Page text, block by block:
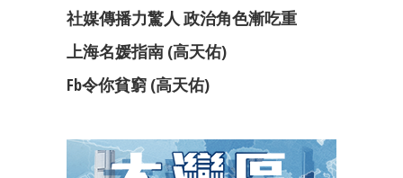
社媒傳播力驚人 政治角色漸吃重
上海名媛指南 (高天佑)
Fb令你貧窮 (高天佑)